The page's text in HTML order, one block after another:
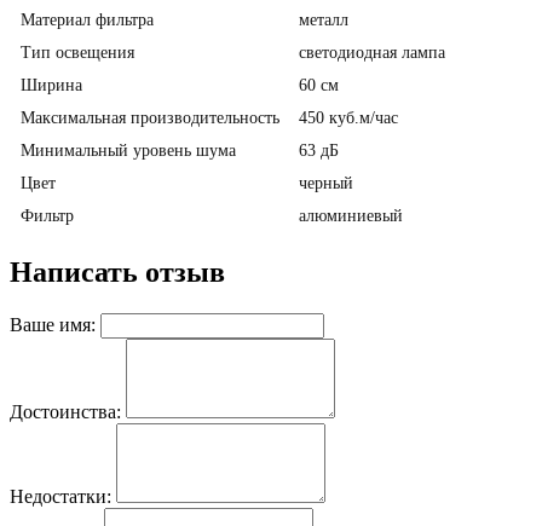
Материал фильтра
металл
Тип освещения
светодиодная лампа
Ширина
60 см
Максимальная производительность
450 куб.м/час
Минимальный уровень шума
63 дБ
Цвет
черный
Фильтр
алюминиевый
Написать отзыв
Ваше имя:
Достоинства:
Недостатки: